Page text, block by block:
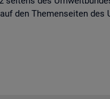
den The­men­sei­ten des